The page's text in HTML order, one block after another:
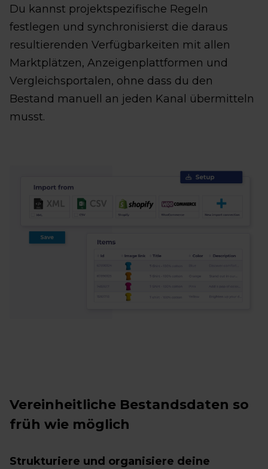
Du kannst projektspezifische Regeln
festlegen und synchronisierst die daraus
resultierenden Verfügbarkeiten mit allen
Marktplätzen, Anzeigenplattformen und
Vergleichsportalen, ohne dass du den
Bestand manuell an jeden Kanal übermitteln
musst.
Vereinheitliche Bestandsdaten so
früh wie möglich
Strukturiere und organisiere deine